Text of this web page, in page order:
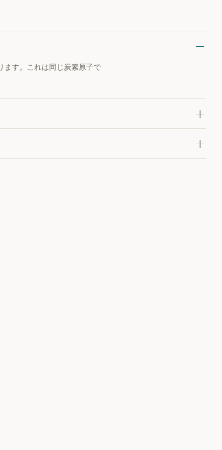
ます。これは同じ炭素原子で